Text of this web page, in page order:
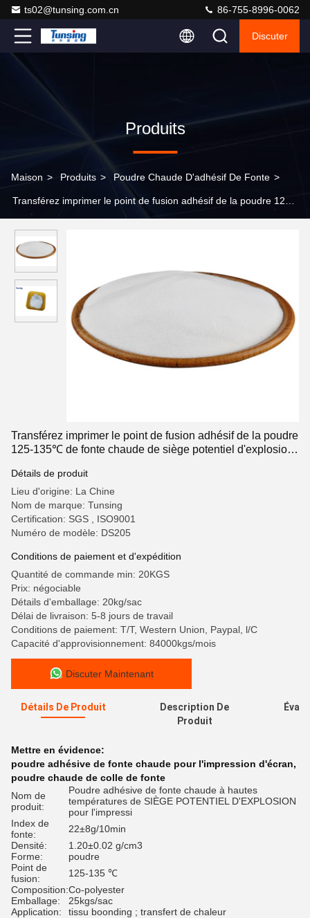
ts02@tunsing.com.cn 86-755-8996-0062
Discuter
Produits
Maison > Produits > Poudre Chaude D'adhésif De Fonte >
Transférez imprimer le point de fusion adhésif de la poudre 125-
Copolyester
Transférez imprimer le point de fusion adhésif de la poudre
125-135℃ de fonte chaude de siège potentiel d'explosion
Détails de produit
Lieu d'origine: La Chine
Nom de marque: Tunsing
Certification: SGS , ISO9001
Numéro de modèle: DS205
Conditions de paiement et d'expédition
Quantité de commande min: 20KGS
Prix: négociable
Détails d'emballage: 20kg/sac
Délai de livraison: 5-8 jours de travail
Conditions de paiement: T/T, Western Union, Paypal, l/C
Capacité d'approvisionnement: 84000kgs/mois
Discuter Maintenant
Détails De Produit
Description De
Produit
Mettre en évidence:
poudre adhésive de fonte chaude pour l'impression d'écran,
poudre chaude de colle de fonte
Nom de
produit:
Poudre adhésive de fonte chaude à hautes
températures de SIÈGE POTENTIEL D'EXPLOSION
pour l'impressi
Index de
fonte:
22±8g/10min
Densité:
1.20±0.02 g/cm3
Forme:
poudre
Point de
fusion:
125-135 ℃
Composition:Co-polyester
Emballage:
25kgs/sac
Application:
tissu boonding ; transfert de chaleur